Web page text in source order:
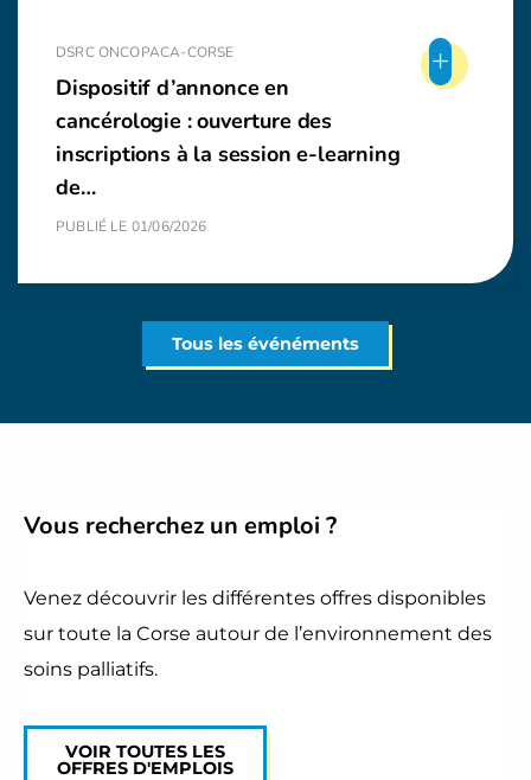
DSRC ONCOPACA-CORSE
Dispositif d’annonce en
cancérologie : ouverture des
inscriptions à la session e-learning
de…
PUBLIÉ LE 01/06/2026
+
Tous les événéments
Vous recherchez un emploi ?
Venez découvrir les différentes offres disponibles
sur toute la Corse autour de l’environnement des
soins palliatifs.
VOIR TOUTES LES
OFFRES D'EMPLOIS